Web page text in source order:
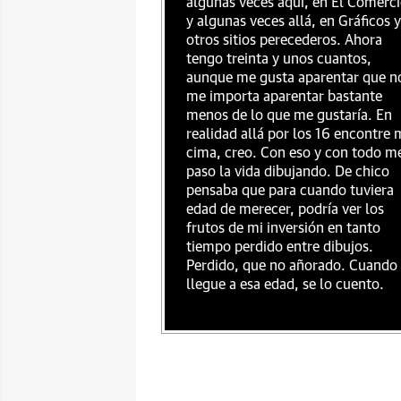
y algunas veces allá, en Gráficos y
otros sitios perecederos. Ahora
tengo treinta y unos cuantos,
aunque me gusta aparentar que
me importa aparentar bastante
menos de lo que me gustaría. En
realidad allá por los 16 encontre
cima, creo. Con eso y con todo
paso la vida dibujando. De chico
pensaba que para cuando tuviera
edad de merecer, podría ver los
frutos de mi inversión en tanto
tiempo perdido entre dibujos.
Perdido, que no añorado. Cuando
llegue a esa edad, se lo cuento.